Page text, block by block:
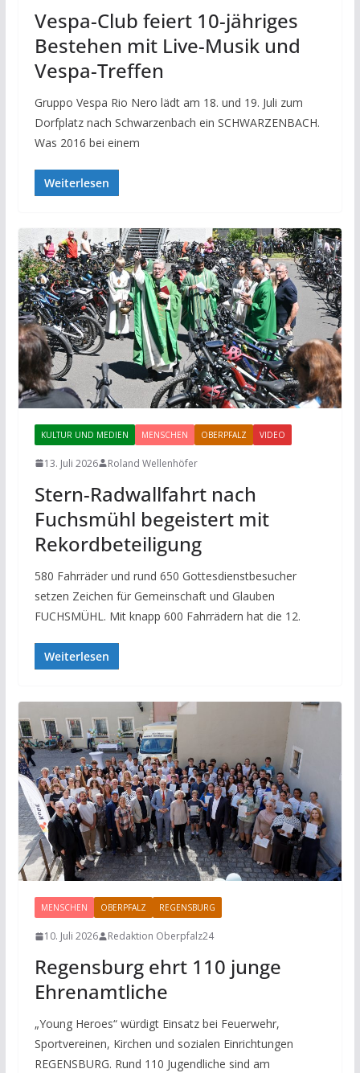
Vespa-Club feiert 10-jähriges
Bestehen mit Live-Musik und
Vespa-Treffen
Gruppo Vespa Rio Nero lädt am 18. und 19. Juli zum
Dorfplatz nach Schwarzenbach ein SCHWARZENBACH.
Was 2016 bei einem
Weiterlesen
KULTUR UND MEDIEN MENSCHEN OBERPFALZ VIDEO
13. Juli 2026 Roland Wellenhöfer
Stern-Radwallfahrt nach
Fuchsmühl begeistert mit
Rekordbeteiligung
580 Fahrräder und rund 650 Gottesdienstbesucher
setzen Zeichen für Gemeinschaft und Glauben
FUCHSMÜHL. Mit knapp 600 Fahrrädern hat die 12.
Weiterlesen
MENSCHEN OBERPFALZ REGENSBURG
10. Juli 2026 Redaktion Oberpfalz24
Regensburg ehrt 110 junge
Ehrenamtliche
„Young Heroes“ würdigt Einsatz bei Feuerwehr,
Sportvereinen, Kirchen und sozialen Einrichtungen
REGENSBURG. Rund 110 Jugendliche sind am